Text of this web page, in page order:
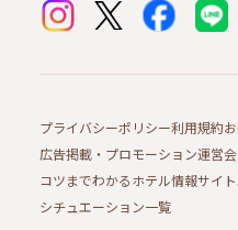
プライバシーポリシー利用規約
広告掲載・プロモーション運営
コツまでわかるホテル情報サイト
シチュエーション一覧